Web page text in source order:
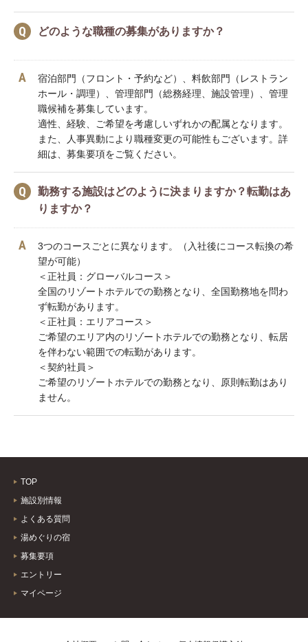
どのような職種の募集がありますか？
宿泊部門（フロント・予約など）、料飲部門（レストラン
ホール・調理）、管理部門（総務経理、施設管理）、管理
職候補を募集しています。
適性、経験、ご希望を考慮しいずれかの配属となります。
また、人事異動により職種変更の可能性もございます。詳
細は、募集要項をご覧ください。
勤務する施設はどのように決まりますか？転勤はあ
りますか？
3つのコースごとに異なります。（入社後にコース転換の希
望が可能）
＜正社員：グローバルコース＞
全国のリゾートホテルでの勤務となり、全国勤務地を問わ
ず転勤があります。
＜正社員：エリアコース＞
ご希望のエリア内のリゾートホテルでの勤務となり、転居
を伴わない範囲での転勤があります。
＜契約社員＞
ご希望のリゾートホテルでの勤務となり、原則転勤はあり
ません。
TOP
施設別情報
よくある質問
湯めぐりの宿
募集要項
エントリー
マイページ